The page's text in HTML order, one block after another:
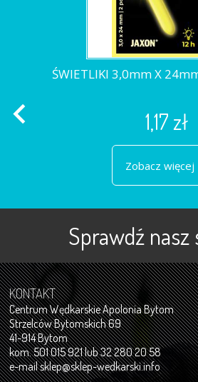
ŚWIETLIKI 3,0mm X
1,17 zł
Zobacz więcej
navigate_before
Sprawdź nasz
KONTAKT
Centrum Wędkarskie Apolonia Bytom
Strzelców Bytomskich 69
41-914 Bytom
kom. 501 015 921 lub 32 280 20 58
e-mailsklep@sklep-wedkarski.info